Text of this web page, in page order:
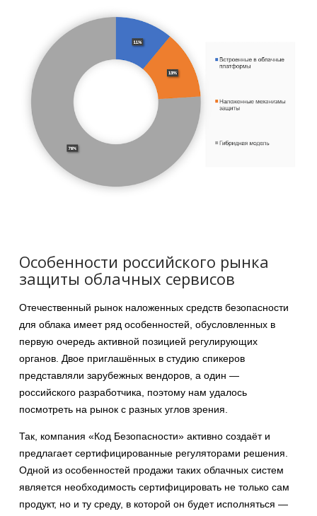
Особенности российского рынка
защиты облачных сервисов
Отечественный рынок наложенных средств безопасности
для облака имеет ряд особенностей, обусловленных в
первую очередь активной позицией регулирующих
органов. Двое приглашённых в студию спикеров
представляли зарубежных вендоров, а один —
российского разработчика, поэтому нам удалось
посмотреть на рынок с разных углов зрения.
Так, компания «Код Безопасности» активно создаёт и
предлагает сертифицированные регуляторами решения.
Одной из особенностей продажи таких облачных систем
является необходимость сертифицировать не только сам
продукт, но и ту среду, в которой он будет исполняться —